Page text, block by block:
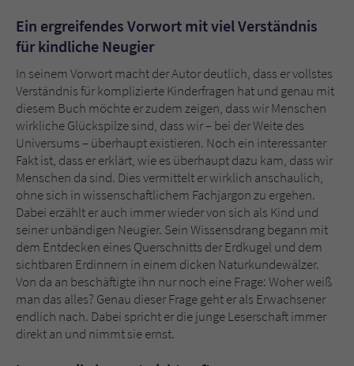
Ein ergreifendes Vorwort mit viel Verständnis
für kindliche Neugier
In seinem Vorwort macht der Autor deutlich, dass er vollstes
Verständnis für komplizierte Kinderfragen hat und genau mit
diesem Buch möchte er zudem zeigen, dass wir Menschen
wirkliche Glückspilze sind, dass wir – bei der Weite des
Universums – überhaupt existieren. Noch ein interessanter
Fakt ist, dass er erklärt, wie es überhaupt dazu kam, dass wir
Menschen da sind. Dies vermittelt er wirklich anschaulich,
ohne sich in wissenschaftlichem Fachjargon zu ergehen.
Dabei erzählt er auch immer wieder von sich als Kind und
seiner unbändigen Neugier. Sein Wissensdrang begann mit
dem Entdecken eines Querschnitts der Erdkugel und dem
sichtbaren Erdinnern in einem dicken Naturkundewälzer.
Von da an beschäftigte ihn nur noch eine Frage: Woher weiß
man das alles? Genau dieser Frage geht er als Erwachsener
endlich nach. Dabei spricht er die junge Leserschaft immer
direkt an und nimmt sie ernst.